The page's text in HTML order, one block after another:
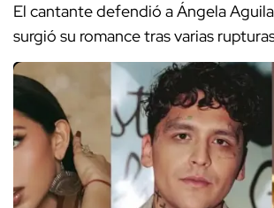
El cantante defendió a Ángela
surgió su romance tras varias